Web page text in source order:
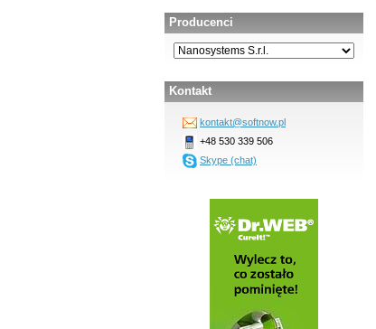
Producenci
Kontakt
kontakt@softnow.pl
+48 530 339 506
Skype (chat)